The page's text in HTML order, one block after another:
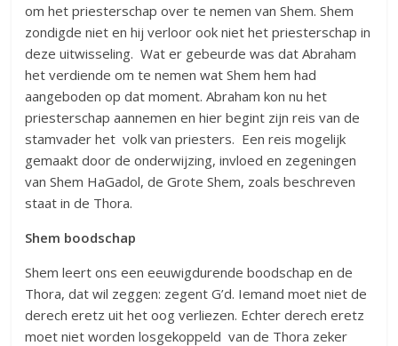
om het priesterschap over te nemen van Shem. Shem
zondigde niet en hij verloor ook niet het priesterschap in
deze uitwisseling. Wat er gebeurde was dat Abraham
het verdiende om te nemen wat Shem hem had
aangeboden op dat moment. Abraham kon nu het
priesterschap aannemen en hier begint zijn reis van de
stamvader het volk van priesters. Een reis mogelijk
gemaakt door de onderwijzing, invloed en zegeningen
van Shem HaGadol, de Grote Shem, zoals beschreven
staat in de Thora.
Shem boodschap
Shem leert ons een eeuwigdurende boodschap en de
Thora, dat wil zeggen: zegent G’d. Iemand moet niet de
derech eretz uit het oog verliezen. Echter derech eretz
moet niet worden losgekoppeld van de Thora zeker